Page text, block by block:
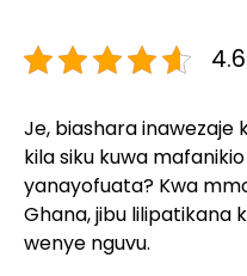
Je, biashara inawezaje
kila siku kuwa
yanayofuata? Kwa
Ghana, jibu lilipatikana
wenye nguvu.